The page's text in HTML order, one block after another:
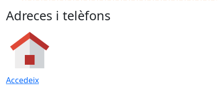
Adreces i telèfons
Accedeix